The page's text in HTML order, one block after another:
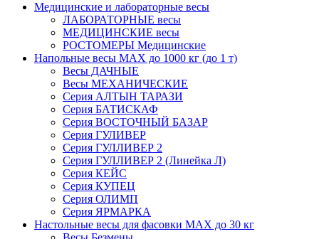
Медицинские и лабораторные весы
ЛАБОРАТОРНЫЕ весы
МЕДИЦИНСКИЕ весы
РОСТОМЕРЫ Медицинские
Напольные весы MAX до 1000 кг (до 1 т)
Весы ДАЧНЫЕ
Весы МЕХАНИЧЕСКИЕ
Серия АЛТЫН ТАРАЗИ
Серия БАТИСКАФ
Серия ВОСТОЧНЫЙ БАЗАР
Серия ГУЛИВЕР
Серия ГУЛЛИВЕР 2
Серия ГУЛЛИВЕР 2 (Линейка Л)
Серия КЕЙС
Серия КУПЕЦ
Серия ОЛИМП
Серия ЯРМАРКА
Настольные весы для фасовки MAX до 30 кг